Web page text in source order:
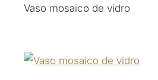
Vaso mosaico de vidro